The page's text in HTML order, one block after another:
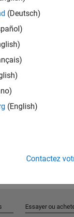
(Deutsch)
(English)
Contactez
Essayer ou